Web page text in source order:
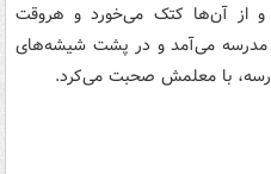
و از آن‌ها کتک می‌خورد و هروقت
مدرسه می‌آمد و در پشت شیشه‌های
با معلمش صحبت می‌کرد.